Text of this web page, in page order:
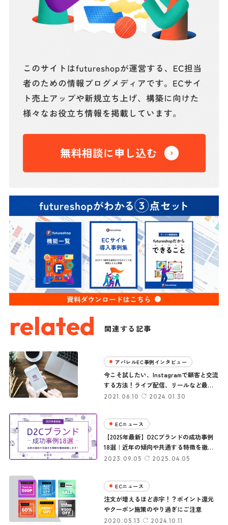
related 関連する記事
アパレルEC事例インタビュー
2021.06.10 2024.01.30
今こそ試したい、Instagramで顧客と交流
する方法！ライブ配信、リールなど最新
活用法
ECニュース
2023.09.05 2025.04.05
【2025年最新】D2Cブランドの成功事例
18選｜近年の傾向や共通する特徴を徹底
解説します！
ECニュース
2020.05.13 2024.10.11
注文が増えるほど赤字！？ポイント還元
やクーポン施策のやり過ぎにご注意